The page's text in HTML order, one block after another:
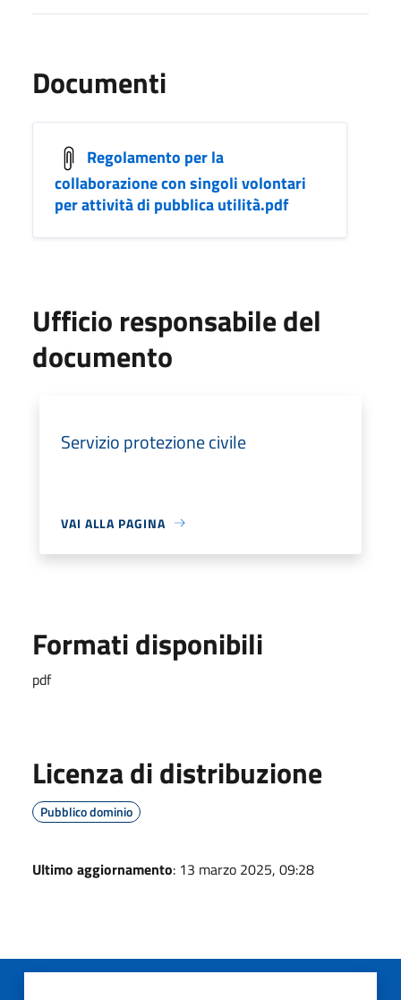
Documenti
Regolamento per la
collaborazione con singoli volontari
per attività di pubblica utilità.pdf
Ufficio responsabile del
documento
Servizio protezione civile
VAI ALLA PAGINA
Formati disponibili
pdf
Licenza di distribuzione
Pubblico dominio
Ultimo aggiornamento: 13 marzo 2025, 09:28